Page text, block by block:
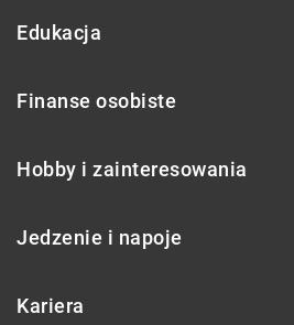
Edukacja
Finanse osobiste
Hobby i zainteresowania
Jedzenie i napoje
Kariera